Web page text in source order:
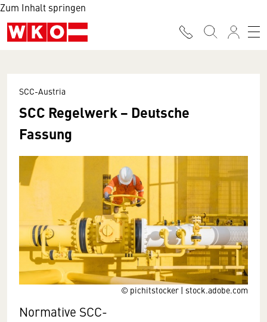
Zum Inhalt springen
© pichitstocker | stock.adobe.com
SCC-Austria
SCC Regelwerk − Deutsche
Fassung
Normative SCC-